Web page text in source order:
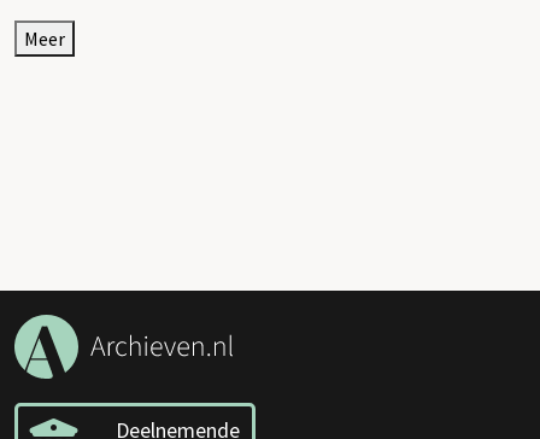
Meer
Deelnemende